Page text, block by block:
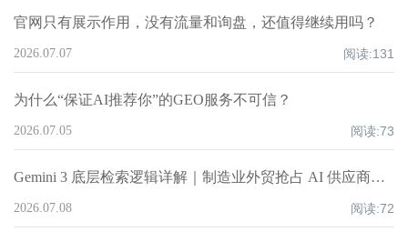
官网只有展示作用，没有流量和询盘，还值得继续用吗？
2026.07.07 阅读:131
为什么“保证AI推荐你”的GEO服务不可信？
2026.07.05 阅读:73
Gemini 3 底层检索逻辑详解｜制造业外贸抢占 AI 供应商推荐位技术方案
2026.07.08 阅读:72